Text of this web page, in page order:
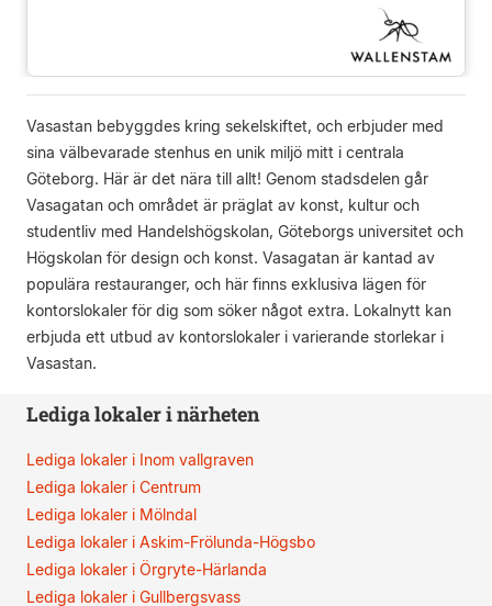
Vasastan bebyggdes kring sekelskiftet, och erbjuder med
sina välbevarade stenhus en unik miljö mitt i centrala
Göteborg. Här är det nära till allt! Genom stadsdelen går
Vasagatan och området är präglat av konst, kultur och
studentliv med Handelshögskolan, Göteborgs universitet och
Högskolan för design och konst. Vasagatan är kantad av
populära restauranger, och här finns exklusiva lägen för
kontorslokaler för dig som söker något extra. Lokalnytt kan
erbjuda ett utbud av kontorslokaler i varierande storlekar i
Vasastan.
Lediga lokaler i närheten
Lediga lokaler i Inom vallgraven
Lediga lokaler i Centrum
Lediga lokaler i Mölndal
Lediga lokaler i Askim-Frölunda-Högsbo
Lediga lokaler i Örgryte-Härlanda
Lediga lokaler i Gullbergsvass